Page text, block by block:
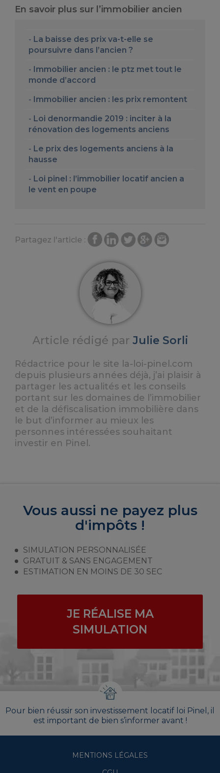
En savoir plus sur l’immobilier ancien
La baisse des prix va-t-elle se
poursuivre dans l’ancien ?
Immobilier ancien : le ptz met tout le
monde d’accord
Immobilier ancien : les prix remontent
Loi denormandie 2019 : inciter à la
rénovation des logements anciens
Le prix des logements anciens à la
hausse
Loi pinel : l’immobilier locatif ancien a
le vent en poupe
Partagez l'article :
Article rédigé par Julie Sorli
Rédactrice pour le site la-loi-pinel.com
depuis plusieurs années déjà, j’ai plaisir à
partager les actualités et les conseils
portant sur les domaines de l’immobilier
et de la défiscalisation immobilière dans
le but d’informer au mieux les
personnes intéressées souhaitant
investir en Pinel.
Vous aussi ne payez plus
d'impôts !
SIMULATION PERSONNALISÉE
GRATUIT & SANS ENGAGEMENT
ESTIMATION EN MOINS DE 30 SEC
JE RÉALISE MA
SIMULATION
Pour bien réussir son investissement locatif loi Pinel, il
est important de bien s’informer avant !
MENTIONS LÉGALES